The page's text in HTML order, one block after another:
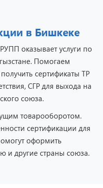
в Бишкеке
оказывает услуги по
Помогаем
сертификаты ТР
СГР для выхода на
союза.
товарооборотом.
сертификации для
оформить
и другие страны союза.